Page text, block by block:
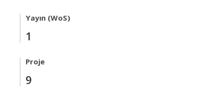
Yayın (WoS)
1
Proje
9